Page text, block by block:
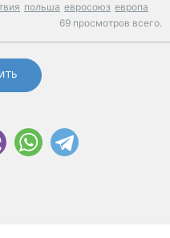
польша евросоюз европа
69 просмотров всего.